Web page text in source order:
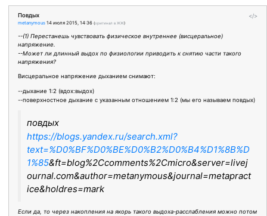
</>
Повдых
metanymous 14 июля 2015, 14:36 (оригинал в ЖЖ)
--(1) Перестанешь чувствовать физическое внутреннее (висцеральное)
напряжение.
--Может ли длинный выдох по физиологии приводить к снятию части такого
напряжения?
Висцеральное напряжение дыханием снимают:
--дыхание 1:2 (вдох:выдох)
--поверхностное дыхание с указанным отношением 1:2 (мы его называем повдых)
повдых
https://blogs.yandex.ru/search.xml?
text=%D0%BF%D0%BE%D0%B2%D0%B4%D1%8B%D
1%85&ft=blog%2Ccomments%2Cmicro&server=livej
ournal.com&author=metanymous&journal=metapract
ice&holdres=mark
Если да, то через накопления на якорь такого выдоха-расслабления можно потом